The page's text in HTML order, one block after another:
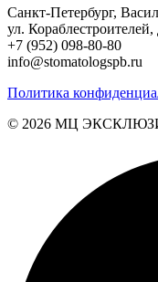
Санкт-Петербург,
ул. Кораблестроителей,
+7 (952) 098-80-80
info@stomatologspb.ru
Политика
© 2026 MЦ